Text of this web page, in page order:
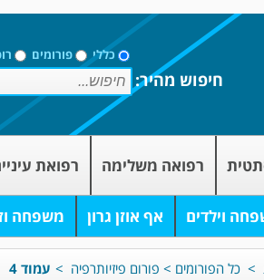
כללי פורומים
חיפוש מהיר:
רפואה משלימה רפואת
וילדים אף אוזן גרון משפחה
> כל הפורומים > פורום פיזיותרפיה > עמוד 4